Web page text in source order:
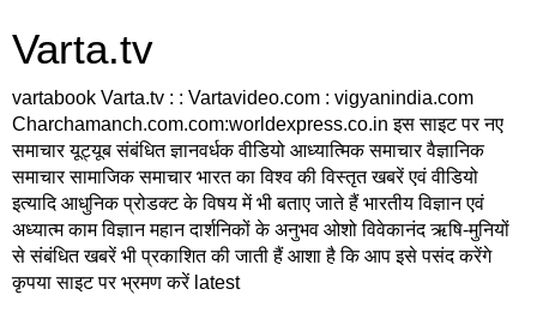
Varta.tv
vartabook Varta.tv : : Vartavideo.com : vigyanindia.com
Charchamanch.com.com:worldexpress.co.in इस साइट पर नए
समाचार यूट्यूब संबंधित ज्ञानवर्धक वीडियो आध्यात्मिक समाचार वैज्ञानिक
समाचार सामाजिक समाचार भारत का विश्व की विस्तृत खबरें एवं वीडियो
इत्यादि आधुनिक प्रोडक्ट के विषय में भी बताए जाते हैं भारतीय विज्ञान एवं
अध्यात्म काम विज्ञान महान दार्शनिकों के अनुभव ओशो विवेकानंद ऋषि-मुनियों
से संबंधित खबरें भी प्रकाशित की जाती हैं आशा है कि आप इसे पसंद करेंगे
कृपया साइट पर भ्रमण करें latest